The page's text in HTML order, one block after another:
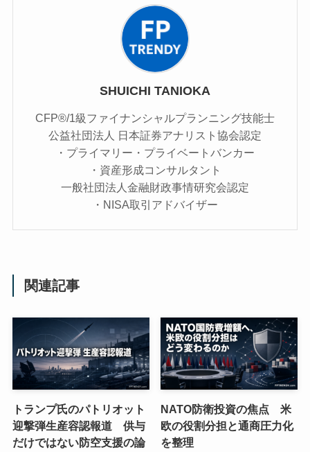
SHUICHI TANIOKA
CFP®/1級ファイナンシャルプランニング技能士
公益社団法人 日本証券アナリスト協会認定
・プライマリー・プライベートバンカー
・資産形成コンサルタント
一般社団法人金融財政事情研究会認定
・NISA取引アドバイザー
関連記事
トランプ氏のパトリオット
迎撃弾生産容認報道 供与
だけではない防空支援の論
NATO防衛投資の焦点 米
欧の役割分担と通商圧力化
を整理